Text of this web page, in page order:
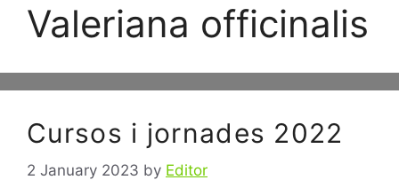
Valeriana officinalis
Cursos i jornades 2022
2 January 2023 by Editor